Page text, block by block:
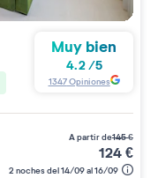
Muy bien
4.2/5
1347Opiniones
a partir de145€
124€
2 noches del 14/09 al 16/09